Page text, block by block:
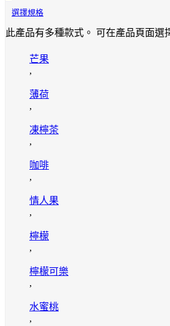
選擇規格
此產品有多種款式。 可在產品頁面選
芒果
,
薄荷
,
凍檸茶
,
咖啡
,
情人果
,
檸檬
,
檸檬可樂
,
水蜜桃
,